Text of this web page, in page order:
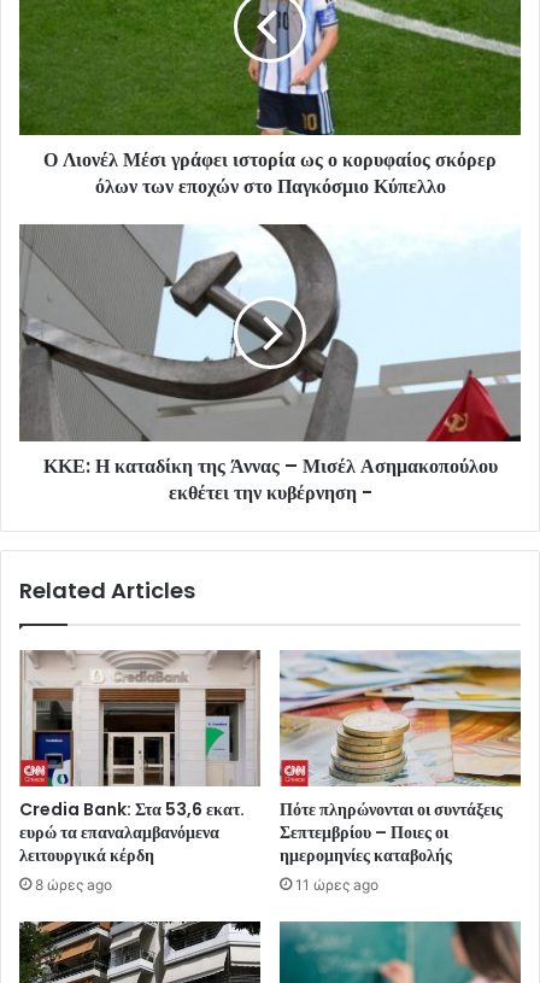
Ο Λιονέλ Μέσι γράφει ιστορία ως ο κορυφαίος σκόρερ
όλων των εποχών στο Παγκόσμιο Κύπελλο
ΚΚΕ: Η καταδίκη της Άννας – Μισέλ Ασημακοπούλου
εκθέτει την κυβέρνηση -
Related Articles
Credia Bank: Στα 53,6 εκατ.
ευρώ τα επαναλαμβανόμενα
λειτουργικά κέρδη
8 ώρες ago
Πότε πληρώνονται οι συντάξεις
Σεπτεμβρίου – Ποιες οι
ημερομηνίες καταβολής
11 ώρες ago